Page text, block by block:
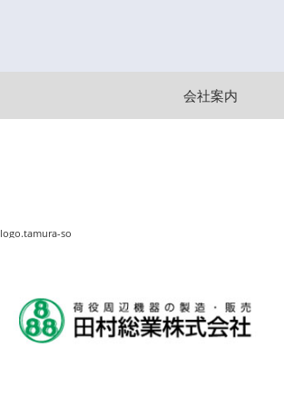
会社案内
logo.tamura-so